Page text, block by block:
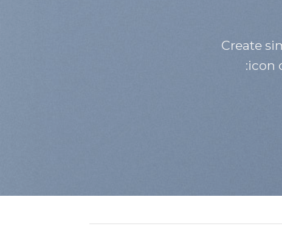
Create
icon